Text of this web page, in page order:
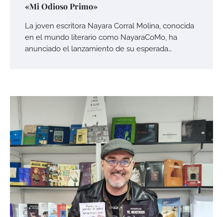
«Mi Odioso Primo»
La joven escritora Nayara Corral Molina, conocida
en el mundo literario como NayaraCoMo, ha
anunciado el lanzamiento de su esperada…